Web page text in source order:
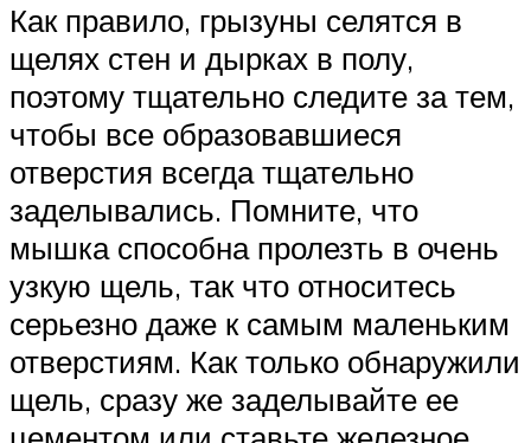
Как правило, грызуны селятся в
щелях стен и дырках в полу,
поэтому тщательно следите за тем,
чтобы все образовавшиеся
отверстия всегда тщательно
заделывались. Помните, что
мышка способна пролезть в очень
узкую щель, так что относитесь
серьезно даже к самым маленьким
отверстиям. Как только обнаружили
щель, сразу же заделывайте ее